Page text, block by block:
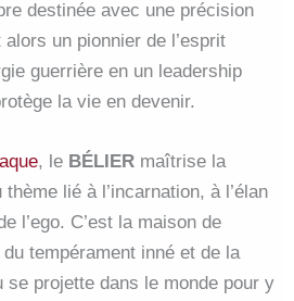
destinée avec une précision
un pionnier de l’esprit
guerrière en un leadership
la vie en devenir.
, le BÉLIER maîtrise la
lié à l’incarnation, à l’élan
l’ego. C’est la maison de
du tempérament inné et de la
se projette dans le monde pour y